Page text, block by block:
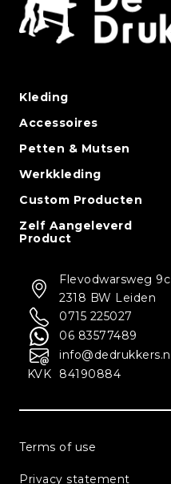
Kleding
Accessoires
Petten & Mutsen
Werkkleding
Custom Producten
Zelf Aangeleverd
Product
Flevodwarsweg 9c
2318 BW Leiden
0715 225027
06 83577489
info@dedrukkers.nl
KVK
84190884
Terms of use
Privacy statement